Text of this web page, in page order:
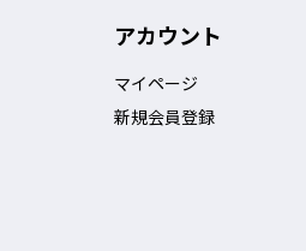
アカウント
マイページ
新規会員登録